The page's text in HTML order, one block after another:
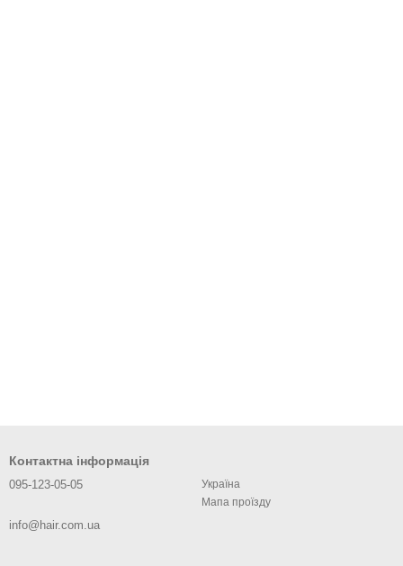
Контактна інформація
095-123-05-05
info@hair.com.ua
Україна
Мапа проїзду